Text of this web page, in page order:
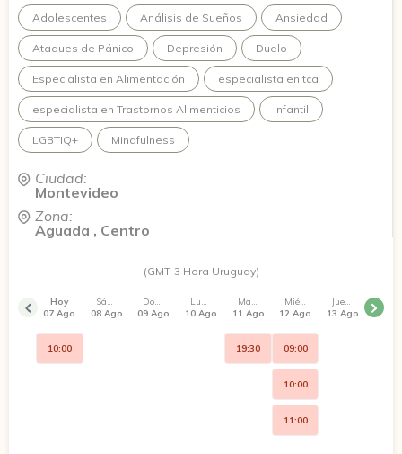
comienzo de un cambio profundo: acercarte al lugar en el
que quieres estar o alejarte, con conciencia, de lo que ya no
suma en tu vida.
Adolescentes Análisis de Sueños Ansiedad
Ataques de Pánico Depresión Duelo
Especialista en Alimentación especialista en tca
especialista en Trastornos Alimenticios Infantil
LGBTIQ+ Mindfulness
Ciudad:
Montevideo
Zona:
Aguada , Centro
(GMT-3 Hora Uruguay)
Hoy
07 Ago
10:00
Sábado
08 Ago
Domingo
09 Ago
Lunes
10 Ago
Martes
11 Ago
19:30
Miércoles
12 Ago
09:00
10:00
11:00
Jueves
13 Ago